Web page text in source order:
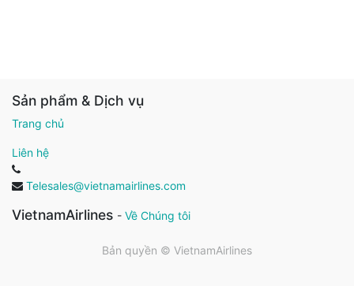
Sản phẩm & Dịch vụ
Trang chủ
Liên hệ
Telesales@vietnamairlines.com
VietnamAirlines - Về Chúng tôi
Bản quyền © VietnamAirlines